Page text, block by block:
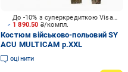
1 890.50 ₴/компл.
До -10% з суперкредиткою Visa Вигода
Костюм військово-польовий SY
ACU MULTICAM р.XXL
оцінити